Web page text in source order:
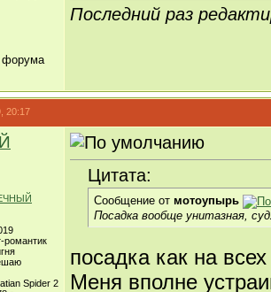
Последний раз
20:17
романтик
Spider 2
Цитата:
Сообщение от мотоупырь
Посадка вообще унитазная,
посадка как на
Меня вполне